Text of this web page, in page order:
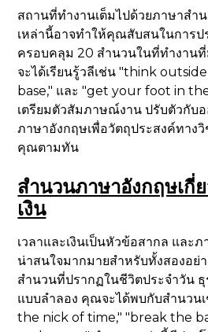
สถานที่ทำงานเต็มไปด้วยภาษาสำ
เหล่านี้อาจทำให้คุณสับสนในการ
ครอบคลุม 20 สำนวนในที่ทำงาน
จะได้เรียนรู้วลีเช่น "think
base," และ "get your foot in
เตรียมตัวสัมภาษณ์งาน ปรับตัวกับ
ภาษาอังกฤษเพื่อวัตถุประสงค์ทาง
คุณตามทัน
สำนวนภาษาอังกฤษเกี่
เงิน
เวลาและเงินเป็นหัวข้อสากล และ
น่าสนใจมากมายสำหรับทั้งสองอ
สำนวนที่ปรากฏในชีวิตประจำวัน
แบบลำลอง คุณจะได้พบกับสำนวน
the nick of time," "break the